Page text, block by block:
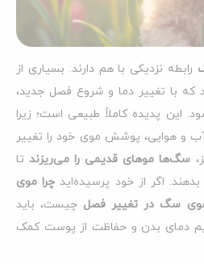
رابطه نزدیکی با هم دارند. بسیاری از
با تغییر دما و شروع فصل جدید،
این پدیده کاملاً طبیعی است؛ زیرا
و هوایی، پوشش موی خود را تغییر
سگ‌ها موهای قدیمی را می‌ریزندتا
اگر از خود پرسیده‌اید چرا موی
سگ در تغییر فصل چیست، باید
دمای بدن و حفاظت از پوست کمک